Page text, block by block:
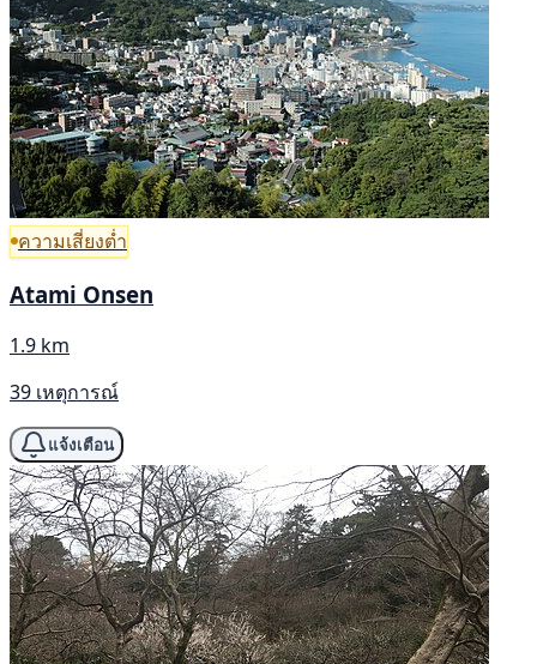
ความเสี่ยงต่ำ
Atami Onsen
1.9 km
39 เหตุการณ์
แจ้งเตือน